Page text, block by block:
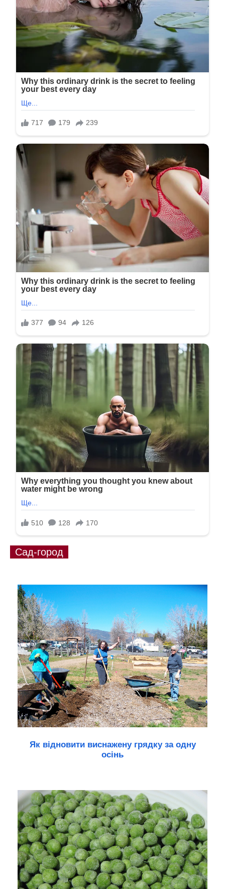
Сад-город
Як відновити виснажену грядку за одну
осінь